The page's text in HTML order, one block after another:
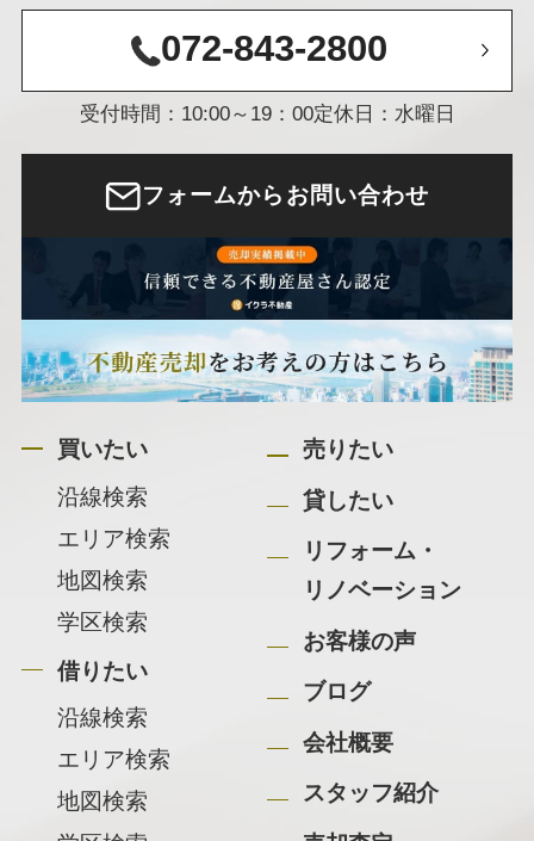
072-843-2800
受付時間：10:00～19：00定休日：水曜日
フォームからお問い合わせ
買いたい
沿線検索
エリア検索
地図検索
学区検索
借りたい
沿線検索
エリア検索
地図検索
売りたい
貸したい
リフォーム・
リノベーション
お客様の声
ブログ
会社概要
スタッフ紹介